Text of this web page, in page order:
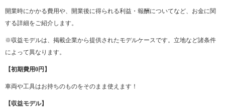
開業時にかかる費用や、開業後に得られる利益・報酬についてなど、お金に関
する詳細をご紹介します。
※収益モデルは、掲載企業から提供されたモデルケースです。立地など諸条件
によって異なります。
【初期費用0円】
車両や工具はお持ちのものをそのまま使えます！
【収益モデル】